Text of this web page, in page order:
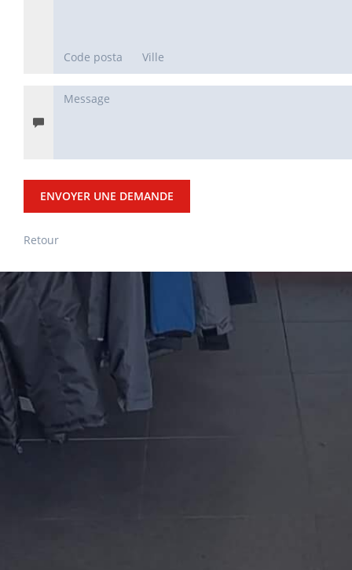
ENVOYER UNE DEMANDE
Retour